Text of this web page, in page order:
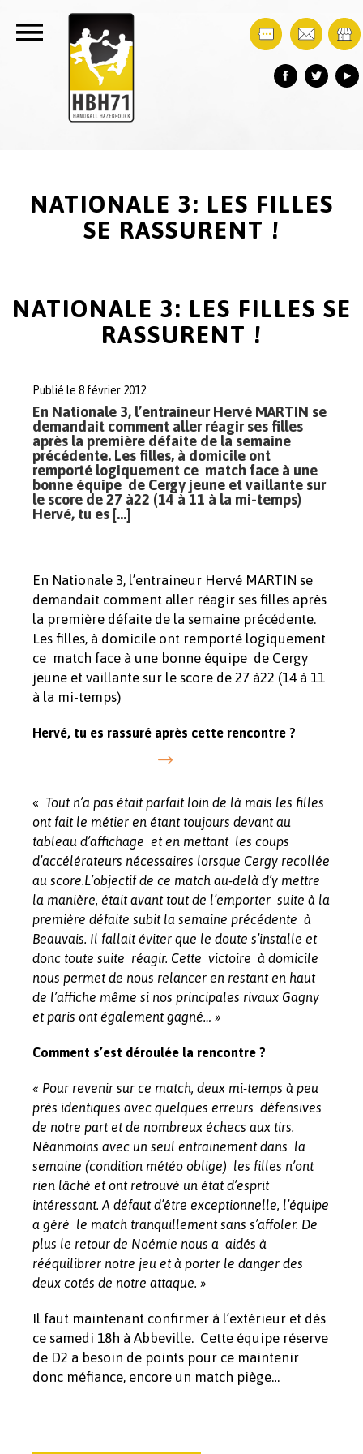
NATIONALE 3: LES FILLES
SE RASSURENT !
NATIONALE 3: LES FILLES SE
RASSURENT !
Publié le 8 février 2012
En Nationale 3, l’entraineur Hervé MARTIN se
demandait comment aller réagir ses filles
après la première défaite de la semaine
précédente. Les filles, à domicile ont
remporté logiquement ce match face à une
bonne équipe de Cergy jeune et vaillante sur
le score de 27 à22 (14 à 11 à la mi-temps)
Hervé, tu es […]
En Nationale 3, l’entraineur Hervé MARTIN se
demandait comment aller réagir ses filles après
la première défaite de la semaine précédente.
Les filles, à domicile ont remporté logiquement
ce match face à une bonne équipe de Cergy
jeune et vaillante sur le score de 27 à22 (14 à 11
à la mi-temps)
Hervé, tu es rassuré après cette rencontre ?
« Tout n’a pas était parfait loin de là mais les filles
ont fait le métier en étant toujours devant au
tableau d’affichage et en mettant les coups
d’accélérateurs nécessaires lorsque Cergy recollée
au score.L’objectif de ce match au-delà d’y mettre
la manière, était avant tout de l’emporter suite à la
première défaite subit la semaine précédente à
Beauvais. Il fallait éviter que le doute s’installe et
donc toute suite réagir. Cette victoire à domicile
nous permet de nous relancer en restant en haut
de l’affiche même si nos principales rivaux Gagny
et paris ont également gagné… »
Comment s’est déroulée la rencontre ?
« Pour revenir sur ce match, deux mi-temps à peu
près identiques avec quelques erreurs défensives
de notre part et de nombreux échecs aux tirs.
Néanmoins avec un seul entrainement dans la
semaine (condition météo oblige) les filles n’ont
rien lâché et ont retrouvé un état d’esprit
intéressant. A défaut d’être exceptionnelle, l’équipe
a géré le match tranquillement sans s’affoler. De
plus le retour de Noémie nous a aidés à
rééquilibrer notre jeu et à porter le danger des
deux cotés de notre attaque. »
Il faut maintenant confirmer à l’extérieur et dès
ce samedi 18h à Abbeville. Cette équipe réserve
de D2 a besoin de points pour ce maintenir
donc méfiance, encore un match piège…